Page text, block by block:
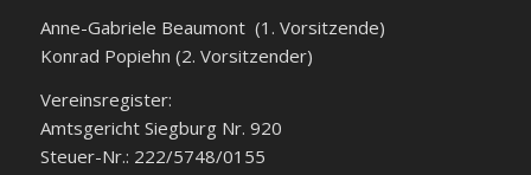
Anne-Gabriele Beaumont (1. Vorsitzende)
Konrad Popiehn (2. Vorsitzender)
Vereinsregister:
Amtsgericht Siegburg Nr. 920
Steuer-Nr.: 222/5748/0155